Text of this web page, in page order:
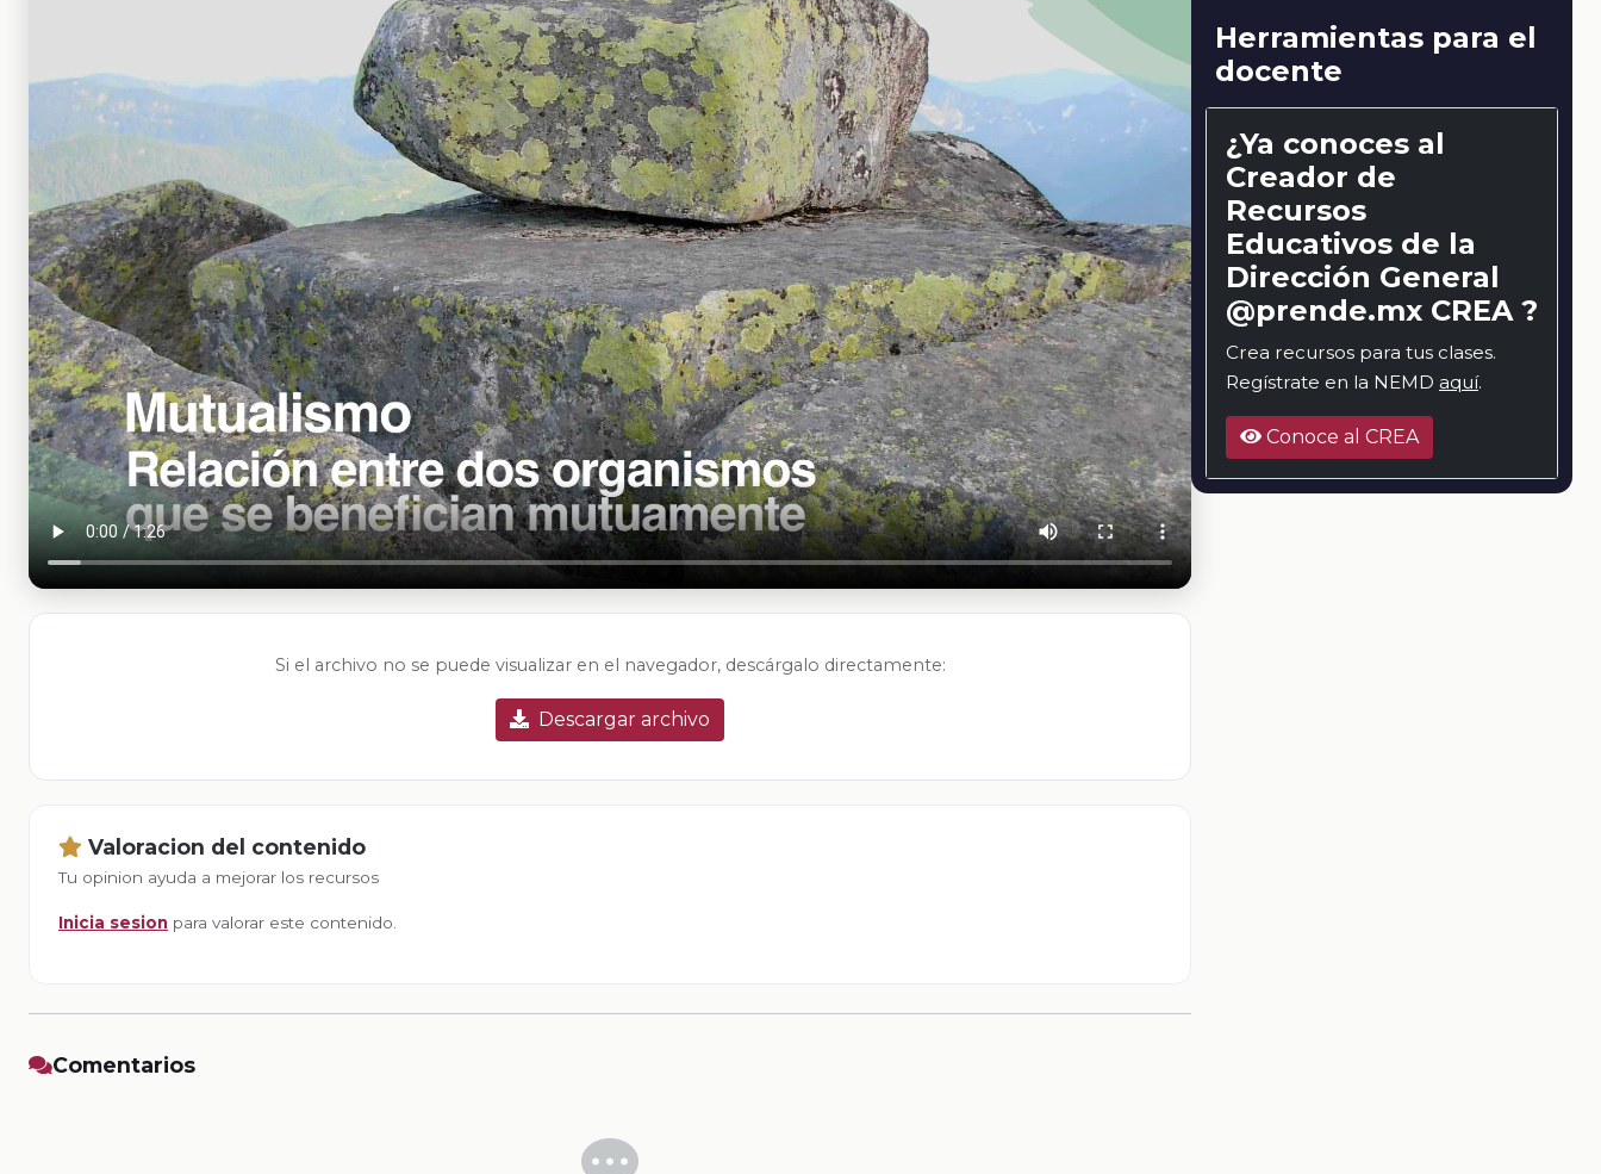
Si el archivo no se puede visualizar en el navegador, descárgalo directamente:
Descargar archivo
Valoracion del contenido
Tu opinion ayuda a mejorar los recursos
Inicia sesion para valorar este contenido.
Comentarios
Herramientas para el
docente
¿Ya conoces al
Creador de
Recursos
Educativos de la
Dirección General
@prende.mx CREA ?
Crea recursos para tus clases.
Regístrate en la NEMD aquí.
Conoce al CREA